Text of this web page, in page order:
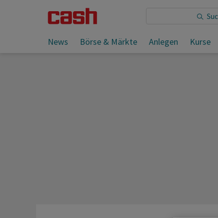
News Börse & Märkte Anlegen Kurse
Sie lesen: